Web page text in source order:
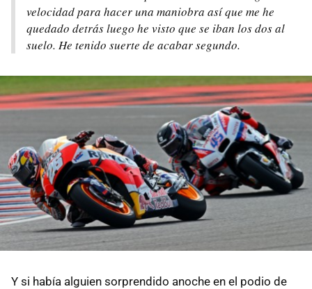
velocidad para hacer una maniobra así que me he
quedado detrás luego he visto que se iban los dos al
suelo. He tenido suerte de acabar segundo.
Y si había alguien sorprendido anoche en el podio de